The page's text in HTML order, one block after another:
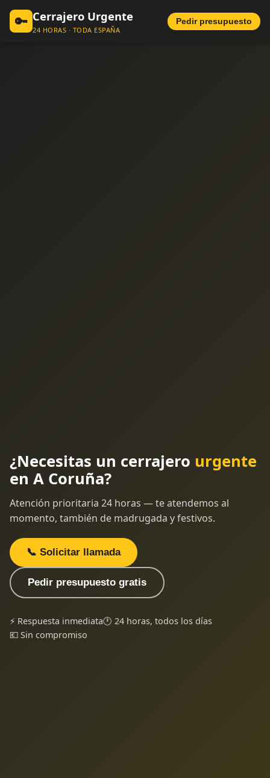
🔑 Cerrajero Urgente
24 HORAS · TODA ESPAÑA
Pedir presupuesto
¿Necesitas un cerrajero urgente
en A Coruña?
Atención prioritaria 24 horas — te atendemos al
momento, también de madrugada y festivos.
📞 Solicitar llamada
Pedir presupuesto gratis
⚡ Respuesta inmediata🕐 24 horas, todos los días
💶 Sin compromiso